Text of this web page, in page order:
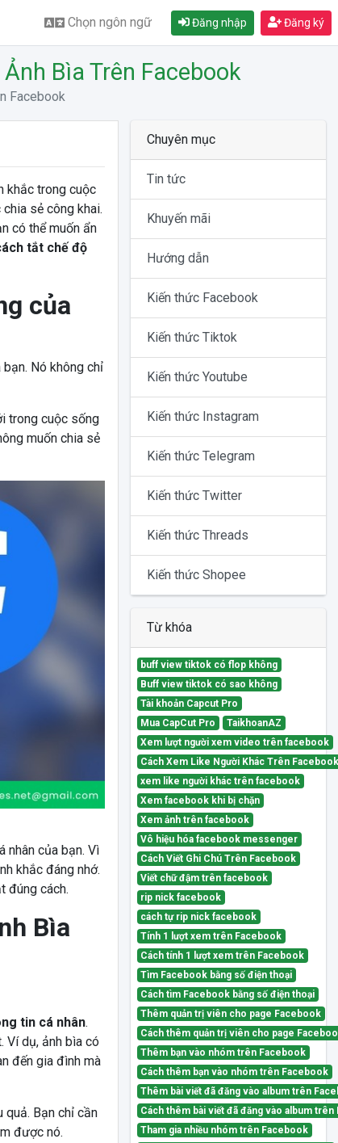
Chọn ngôn ngữ Đăng nhập Đăng ký
Bìa Trên Facebook
Facebook
khắc trong cuộc
sẻ công khai.
có thể muốn ẩn
tắt chế độ
của
Nó không chỉ
trong cuộc sống
muốn chia sẻ
nhân của bạn. Vì
khắc đáng nhớ.
đúng cách.
Bìa
tin cá nhân.
Ví dụ, ảnh bìa có
đến gia đình mà
Bạn chỉ cần
được nó.
Chuyên mục
Tin tức
Khuyến mãi
Hướng dẫn
Kiến thức Facebook
Kiến thức Tiktok
Kiến thức Youtube
Kiến thức Instagram
Kiến thức Telegram
Kiến thức Twitter
Kiến thức Threads
Kiến thức Shopee
Từ khóa
buff view tiktok có flop không
Buff view tiktok có sao không
Tài khoản Capcut Pro
Mua CapCut Pro
TaikhoanAZ
Xem lượt người xem video trên facebook
Cách Xem Like Người Khác Trên
xem like người khác trên facebook
Xem facebook khi bị chặn
Xem ảnh trên facebook
Vô hiệu hóa facebook messenger
Cách Viết Ghi Chú Trên Facebook
Viết chữ đậm trên facebook
rip nick facebook
cách tự rip nick facebook
Tính 1 lượt xem trên Facebook
Cách tính 1 lượt xem trên Facebook
Tìm Facebook bằng số điện thoại
Cách tìm Facebook bằng số điện thoại
Thêm quản trị viên cho page Facebook
Cách thêm quản trị viên cho page
Thêm bạn vào nhóm trên Facebook
Cách thêm bạn vào nhóm trên Facebook
Thêm bài viết đã đăng vào album trên
Cách thêm bài viết đã đăng vào album
Tham gia nhiều nhóm trên Facebook